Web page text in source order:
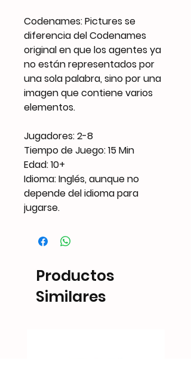
Codenames: Pictures se
diferencia del Codenames
original en que los agentes ya
no están representados por
una sola palabra, sino por una
imagen que contiene varios
elementos.
Jugadores: 2-8
Tiempo de Juego: 15 Min
Edad: 10+
Idioma: Inglés, aunque no
depende del idioma para
jugarse.
Productos
Similares